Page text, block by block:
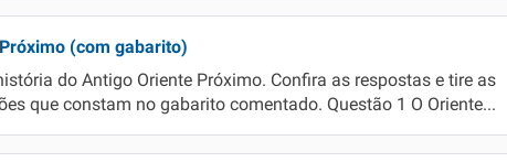
(com gabarito)
do Antigo Oriente Próximo. Confira as respostas e tire as
que constam no gabarito comentado. Questão 1 O Oriente...